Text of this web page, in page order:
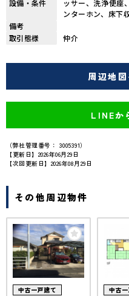
設備・条件
ッサー、洗浄便座
ンターホン、床下
備考
取引態様
仲介
周辺地
LINEか
（弊社管理番号： 3005391）
【更新日】2026年06月29日
【次回更新日】2026年08月29日
その他周辺物件
中古一戸建て 中古